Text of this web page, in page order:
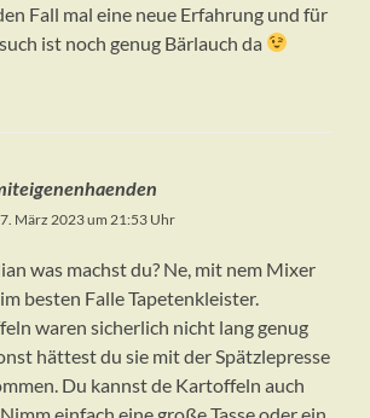
Fall mal eine neue Erfahrung und für
ist noch genug Bärlauch da
März 2023 um 21:53 Uhr
was machst du? Ne, mit nem Mixer
besten Falle Tapetenkleister.
waren sicherlich nicht lang genug
hättest du sie mit der Spätzlepresse
Du kannst de Kartoffeln auch
einfach eine große Tasse oder ein